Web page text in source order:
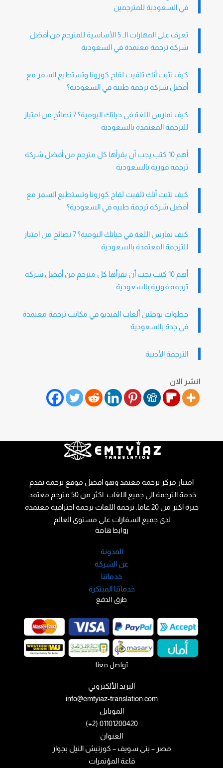
في السعودية للمترجمين
تعرف على المهارات الـ 5 الأساسية للمترجم من أفضل
شركة ترجمة معتمدة في السعودية
كيف تثبت أنك تلقيت لقاح كورونا وتستطيع السفر مع
أفضل شركة ترجمة طبيه في السعودية؟
كيف تمارس اللغة في حياتك اليومية؟ 7 نصائح من امتياز
للترجمة المعتمدة بالسعودية
أهم 10 كتب يجب أن يقرأها كل مترجم من أفضل شركة
ترجمه فورية بالسعودية
كيف تثبت أنك تلقيت لقاح كورونا وتستطيع السفر مع
أفضل شركة ترجمة طبيه في السعودية؟
كيف تمارس اللغة في حياتك اليومية؟ 7 نصائح من امتياز
للترجمة المعتمدة بالسعودية
أهم 10 كتب يجب أن يقرأها كل مترجم من أفضل شركة
ترجمه فورية بالسعودية
خطوات توطين ألعاب الفيديو في مكاتب ترجمة معتمدة
في جدة بالسعودية
الترجمة الأدبية
انشر الان
تواصل معنا
البريد الألكتروني
info@emtyiaz-translation.com
الموبايل
01101200420 (2+)
العنوان
مصر – بنى سويف – كورنيش النيل بجوار
قاعة المؤتمرات
طرق الدفع
روابط هامة
المدونة
عن الشركة
خدماتنا
خدماتنا المبتكرة
امتياز مركز ترجمة معتمد وهو افضل موقع ترجمة يقدم
خدمة الترجمة الي جميع اللغات. اكثر من 50 مترجم معتمد.
خبرة اكثر من 20 عاما. ترجمة اللغات ترجمة احترافية معتمدة
لدى جميع السفارات على مستوى العالم.